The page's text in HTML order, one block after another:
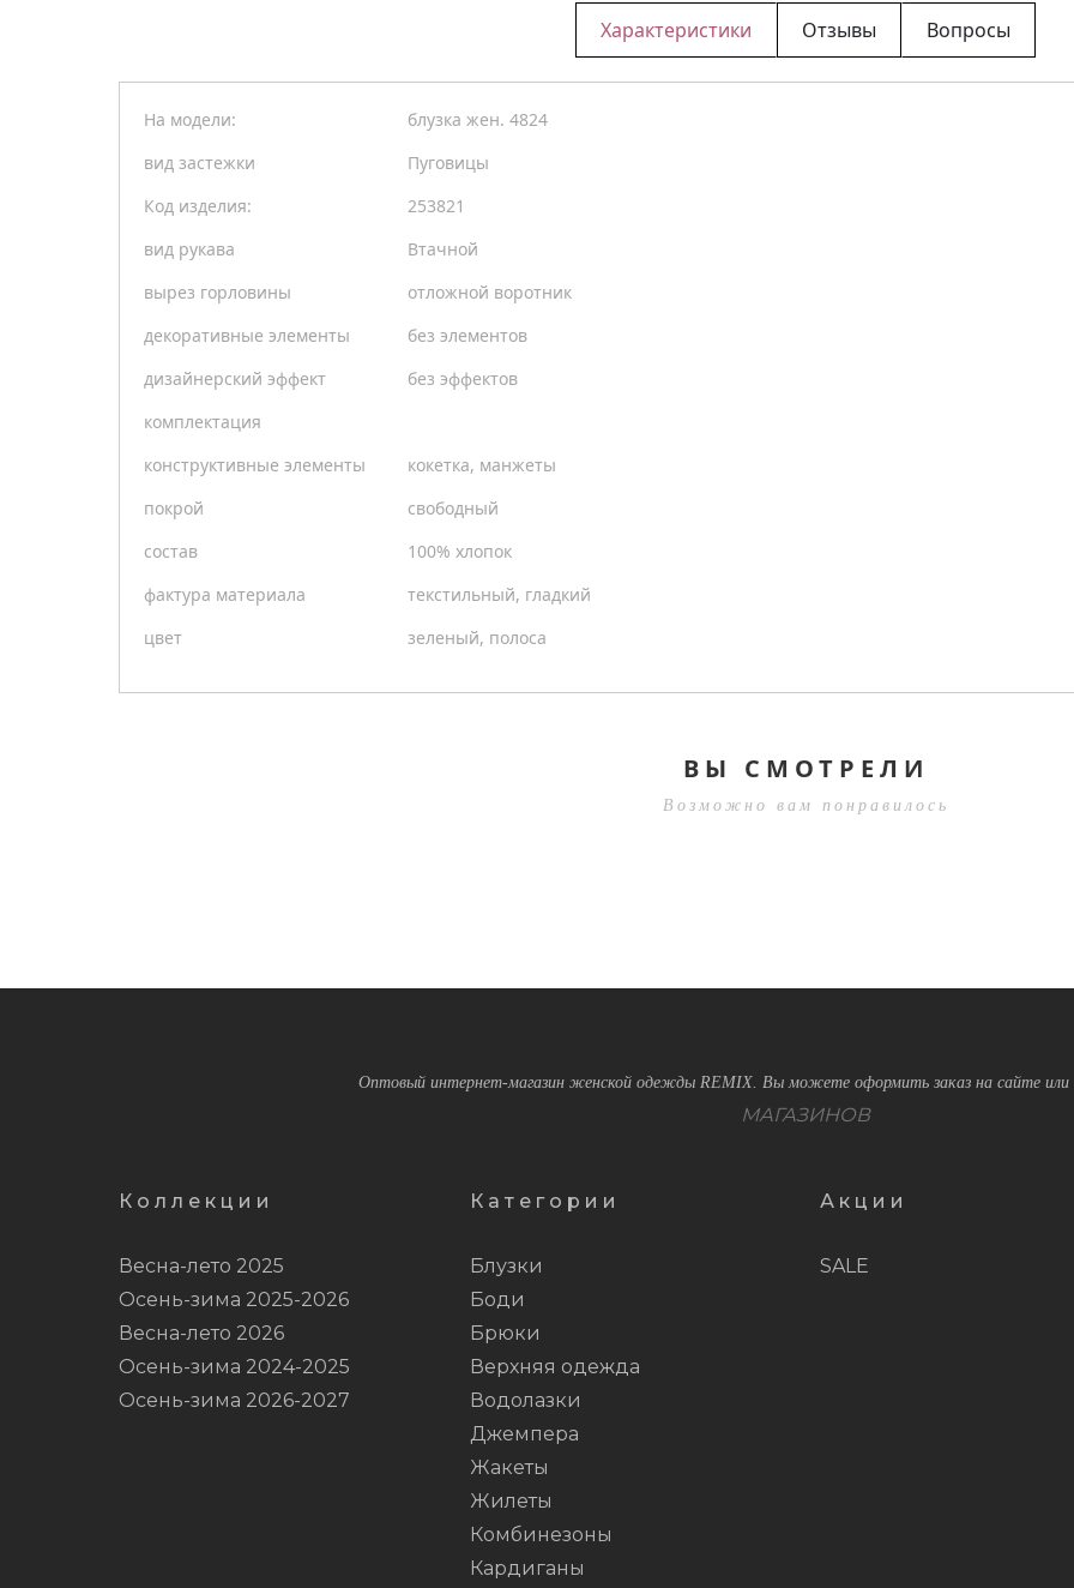
Характеристики Отзывы Вопросы
На модели:
блузка жен. 4824
вид застежки
Пуговицы
Код изделия:
253821
вид рукава
Втачной
вырез горловины
отложной воротник
декоративные элементы
без элементов
дизайнерский эффект
без эффектов
комплектация
конструктивные элементы
кокетка, манжеты
покрой
свободный
состав
100% хлопок
фактура материала
текстильный, гладкий
цвет
зеленый, полоса
ВЫ СМОТРЕЛИ
Возможно вам понравилось
Оптовый интернет-магазин женской одежды REMIX. Вы можете оформить заказ на сайте или
МАГАЗИНОВ
Коллекции
Весна-лето 2025
Осень-зима 2025-2026
Весна-лето 2026
Осень-зима 2024-2025
Осень-зима 2026-2027
Категории
Блузки
Боди
Брюки
Верхняя одежда
Водолазки
Джемпера
Жакеты
Жилеты
Комбинезоны
Кардиганы
Акции
SALE